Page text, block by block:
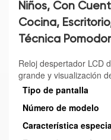
Niños, Con
Cocina,
Técnica
Reloj despertador LCD
grande y visualización
Tipo de pantalla
Número de modelo
Característica